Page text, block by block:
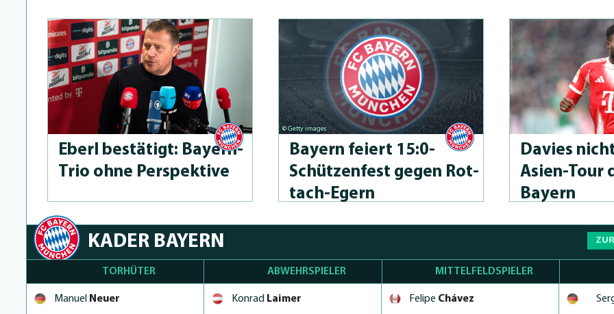
Eberl bestätigt: Bayern-
Trio ohne Perspektive
© Getty images
Bayern feiert 15:0-
Schützenfest gegen Rot­
tach-Egern
Davies
Asien-Tour
Bayern
KADER BAYERN
TORHÜTER ABWEHRSPIELER MITTELFELDSPIELER
Manuel Neuer Konrad Laimer Felipe Chávez